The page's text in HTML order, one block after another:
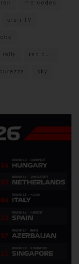
mercedes
orari TV
rally red bull
sky